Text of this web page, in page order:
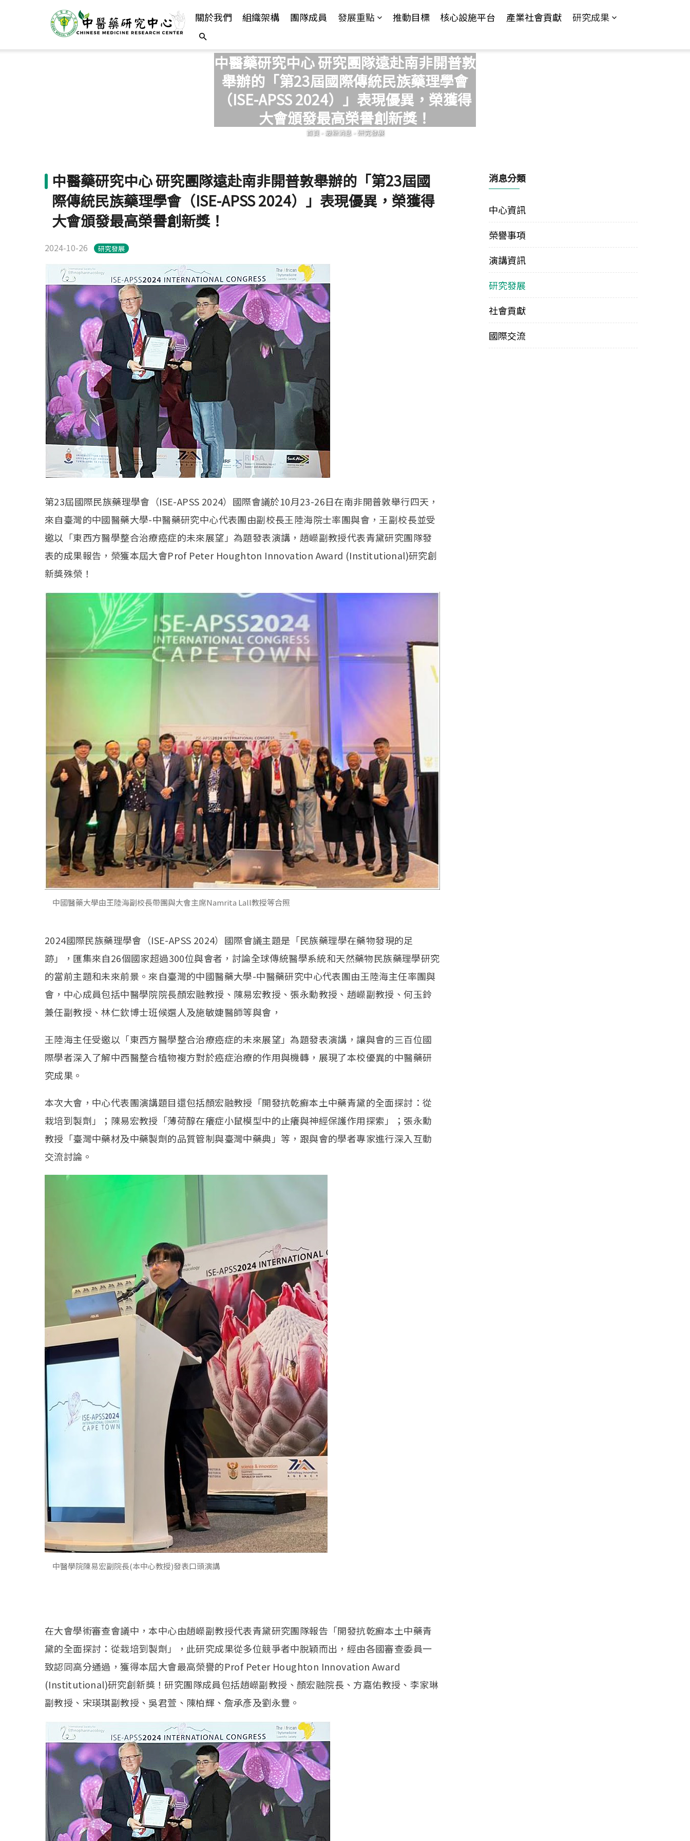
關於我們 組織架構 團隊成員 發展重點 推動目標 核心設施平台 產業社會貢獻 研究成果
中醫藥研究中心 研究團隊遠赴南非開普敦
舉辦的「第23屆國際傳統民族藥理學會
（ISE-APSS 2024）」表現優異，榮獲得
大會頒發最高榮譽創新獎！
您在這裡
首頁 - 最新消息 -研究發展
中醫藥研究中心 研究團隊遠赴南非開普敦舉辦的「第23屆國
際傳統民族藥理學會（ISE-APSS 2024）」表現優異，榮獲得
大會頒發最高榮譽創新獎！
2024-10-26 研究發展
第23屆國際民族藥理學會（ISE-APSS 2024）國際會議於10月23-26日在南非開普敦舉行四天，
來自臺灣的中國醫藥大學-中醫藥研究中心代表團由副校長王陸海院士率團與會，王副校長並受
邀以「東西方醫學整合治療癌症的未來展望」為題發表演講，趙嶸副教授代表青黛研究團隊發
表的成果報告，榮獲本屆大會Prof Peter Houghton Innovation Award (Institutional)研究創
新獎殊榮！
中國醫藥大學由王陸海副校長帶團與大會主席Namrita Lall教授等合照
2024國際民族藥理學會（ISE-APSS 2024）國際會議主題是「民族藥理學在藥物發現的足
跡」，匯集來自26個國家超過300位與會者，討論全球傳統醫學系統和天然藥物民族藥理學研究
的當前主題和未來前景。來自臺灣的中國醫藥大學-中醫藥研究中心代表團由王陸海主任率團與
會，中心成員包括中醫學院院長顏宏融教授、陳易宏教授、張永勳教授、趙嶸副教授、何玉鈴
兼任副教授、林仁欽博士班候選人及施敏婕醫師等與會，
王陸海主任受邀以「東西方醫學整合治療癌症的未來展望」為題發表演講，讓與會的三百位國
際學者深入了解中西醫整合植物複方對於癌症治療的作用與機轉，展現了本校優異的中醫藥研
究成果。
本次大會，中心代表團演講題目還包括顏宏融教授「開發抗乾癬本土中藥青黛的全面探討：從
栽培到製劑」；陳易宏教授「薄荷醇在癢症小鼠模型中的止癢與神經保護作用探索」；張永勳
教授「臺灣中藥材及中藥製劑的品質管制與臺灣中藥典」等，跟與會的學者專家進行深入互動
交流討論。
中醫學院陳易宏副院長(本中心教授)發表口頭演講
在大會學術審查會議中，本中心由趙嶸副教授代表青黛研究團隊報告「開發抗乾癬本土中藥青
黛的全面探討：從栽培到製劑」，此研究成果從多位競爭者中脫穎而出，經由各國審查委員一
致認同高分通過，獲得本屆大會最高榮譽的Prof Peter Houghton Innovation Award
(Institutional)研究創新獎！研究團隊成員包括趙嶸副教授、顏宏融院長、方嘉佑教授、李家琳
副教授、宋瑛琪副教授、吳君萱、陳柏輝、詹承彥及劉永豐。
消息分類
中心資訊
榮譽事項
演講資訊
研究發展
社會貢獻
國際交流